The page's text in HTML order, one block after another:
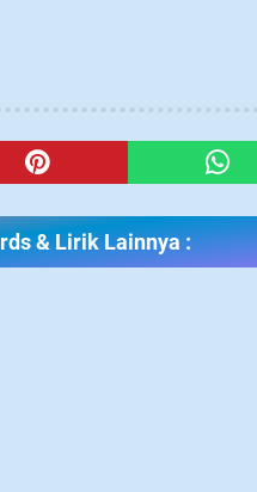
& Lirik Lainnya :